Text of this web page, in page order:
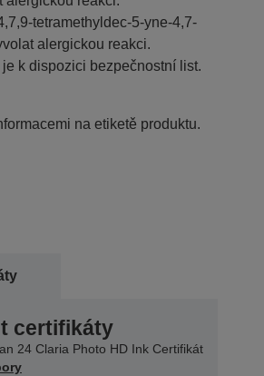
tetramethyldec-5-yne-4,7-
alergickou reakci.
k dispozici bezpečnostní list.
na etiketě produktu.
certifikáty
24 Claria Photo HD Ink Certifikát